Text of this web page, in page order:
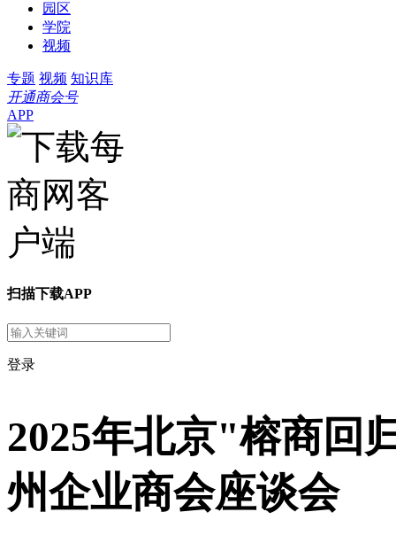
园区
学院
视频
专题 视频 知识库
开通商会号
APP
扫描下载APP
登录
2025年北京"榕商回
州企业商会座谈会